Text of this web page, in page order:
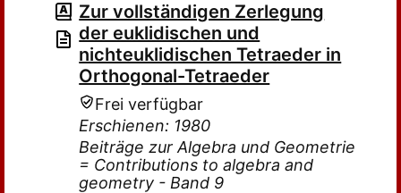
Zur vollständigen Zerlegung
der euklidischen und
nichteuklidischen Tetraeder in
Orthogonal-Tetraeder
Frei verfügbar
Erschienen: 1980
Beiträge zur Algebra und Geometrie
= Contributions to algebra and
geometry - Band 9